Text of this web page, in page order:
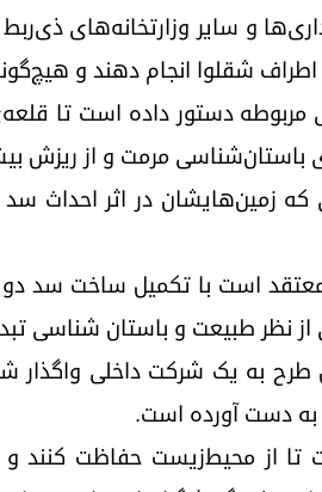
و سایر وزارتخانه‌های
شقلوا انجام دهند و
دستور داده است تا
مرمت و از ریزش
که زمین‌‌هایشان در اثر احداث
است با تکمیل ساخت سد
از نظر طبیعت و باستان شناسی
طرح به یک شرکت داخلی
دست آورده است.
تا از محیط‌زیست حفاظت کنند